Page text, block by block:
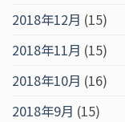
2018年12月 (15)
2018年11月 (15)
2018年10月 (16)
2018年9月 (15)